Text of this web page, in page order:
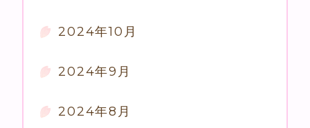
2024年10月
2024年9月
2024年8月